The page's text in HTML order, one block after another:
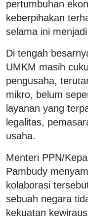
pertumbuhan
keberpihakan
selama ini
Di tengah
UMKM masih
pengusaha,
mikro, belum
layanan yang
legalitas,
usaha.
Menteri PPN/
Pambudy
kolaborasi
sebuah negara
kekuatan